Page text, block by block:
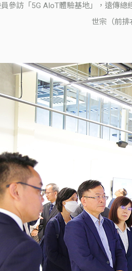
參訪「5G AIoT體驗基地」，遠傳
世宗（前排